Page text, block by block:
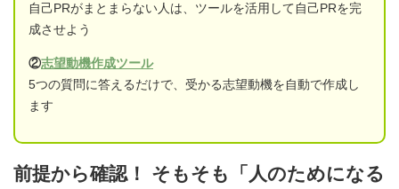
自己PRがまとまらない人は、ツールを活用して自己PRを完
成させよう
②志望動機作成ツール
5つの質問に答えるだけで、受かる志望動機を自動で作成し
ます
前提から確認！ そもそも「人のためになる